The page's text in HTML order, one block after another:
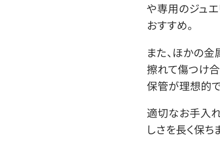
や専用のジュ
おすすめ。
また、ほかの
擦れて傷つけ
保管が理想的で
適切なお手入
しさを長く保ち